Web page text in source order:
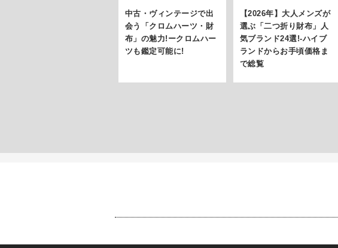
中古・ヴィンテージで出
会う「クロムハーツ・財
布」の魅力!ークロムハー
ツも鑑定可能に!
【2026年】大人メンズが
選ぶ「二つ折り財布」人
気ブランド24選!-ハイブ
ランドからお手頃価格ま
で総覧